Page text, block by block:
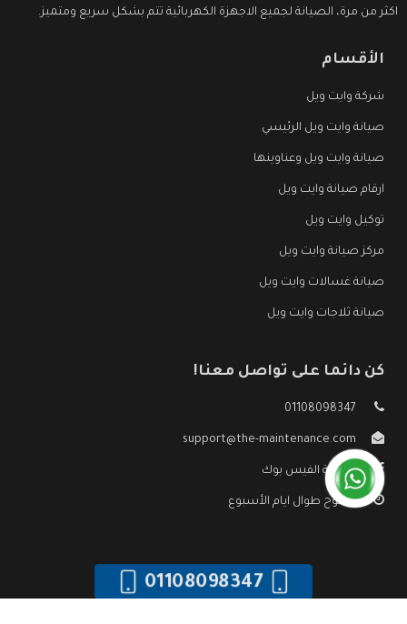
اكثر من مرة، الصيانة لجميع الاجهزة الكهربائية تتم بشكل سريع ومتميز.
الأقسام
شركة وايت ويل
صيانة وايت ويل الرئيسي
صيانة وايت ويل وعناوينها
ارقام صيانة وايت ويل
توكيل وايت ويل
مركز صيانة وايت ويل
صيانة غسالات وايت ويل
صيانة ثلاجات وايت ويل
كن دائما على تواصل معنا!
01108098347
support@the-maintenance.com
صفحة الفيس بوك
مفتوح طوال ايام الأسبوع
01108098347